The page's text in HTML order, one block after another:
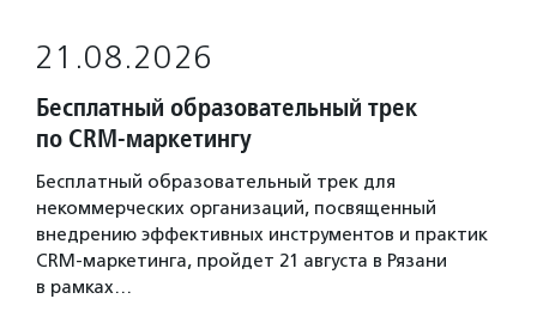
21.08.2026
Бесплатный образовательный трек
по CRM-маркетингу
Бесплатный образовательный трек для
некоммерческих организаций, посвященный
внедрению эффективных инструментов и практик
CRM-маркетинга, пройдет 21 августа в Рязани
в рамках…